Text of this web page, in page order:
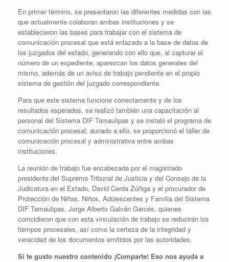
En primer término, se presentaron las diferentes medidas con las
que actualmente colaboran ambas instituciones y se
establecieron las bases para trabajar con el sistema de
comunicación procesal que está enlazado a la base de datos de
los juzgados del estado, generando con ello que, al capturar el
número de un expediente, aparezcan los datos generales del
mismo, además de un aviso de trabajo pendiente en el propio
sistema de gestión del juzgado correspondiente.
Para que este sistema funcione correctamente y de los
resultados esperados, se realizó también una capacitación al
personal del Sistema DIF Tamaulipas y se instaló el programa de
comunicación procesal; aunado a ello, se proporcionó el taller de
comunicación procesal y administrativa entre ambas
instituciones.
La reunión de trabajo fue encabezada por el magistrado
presidente del Supremo Tribunal de Justicia y del Consejo de la
Judicatura en el Estado, David Cerda Zúñiga y el procurador de
Protección de Niñas, Niños, Adolescentes y Familia del Sistema
DIF Tamaulipas, Jorge Alberto Galván Garcés, quienes
coincidieron que con esta vinculación de trabajo se reducirán los
tiempos procesales, así como la certeza de la integridad y
veracidad de los documentos emitidos por las autoridades.
Si te gusto nuestro contenido ¡Comparte! Eso nos ayuda a